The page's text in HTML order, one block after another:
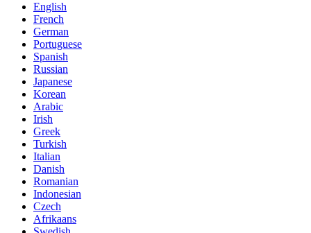
English
French
German
Portuguese
Spanish
Russian
Japanese
Korean
Arabic
Irish
Greek
Turkish
Italian
Danish
Romanian
Indonesian
Czech
Afrikaans